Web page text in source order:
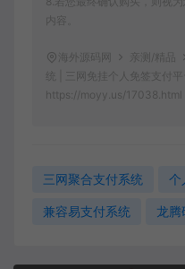
内容。
海外源码网 亲测/精品
统 | 三网免挂个人免签支付平
https://moyy.us/17038.html
三网聚合支付系统 个
兼容易支付系统 龙腾